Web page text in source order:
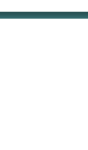
à 17h30